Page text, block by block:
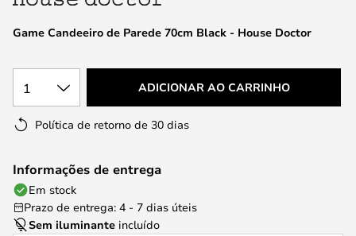
Galeria
deGame Candeeiro de Parede 70cm Black - House Doctor
1 ADICIONAR AO CARRINHO
Política de retorno de 30 dias
Informações de entrega
Em stock
Prazo de entrega: 4 - 7 dias úteis
Sem iluminante incluído